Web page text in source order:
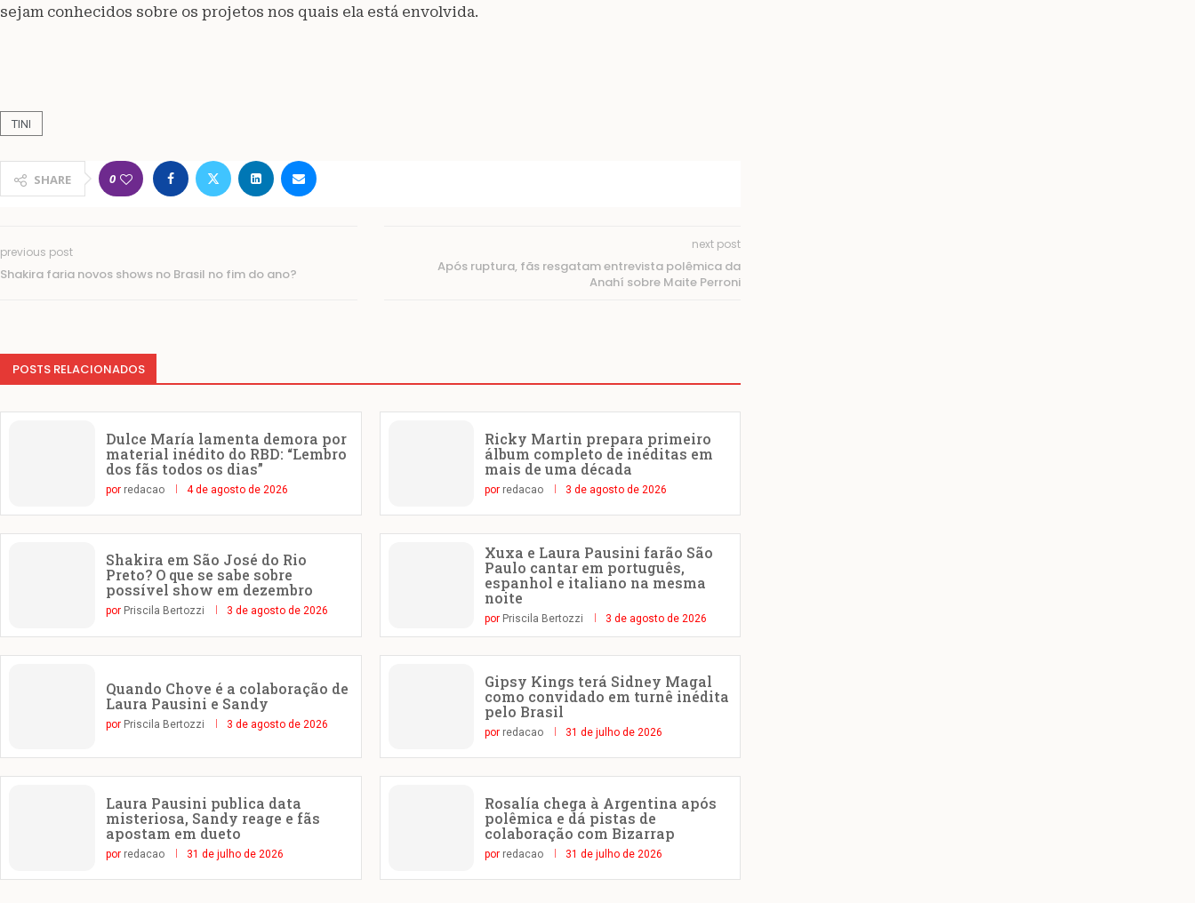
sejam conhecidos sobre os projetos nos quais ela está envolvida.
TINI
SHARE 0
previous post
Shakira faria novos shows no Brasil no fim do ano?
next post
Após ruptura, fãs resgatam entrevista polêmica da
Anahí sobre Maite Perroni
POSTS RELACIONADOS
Dulce María lamenta demora por
material inédito do RBD: “Lembro
dos fãs todos os dias”
por redacao 4 de agosto de 2026
Ricky Martin prepara primeiro
álbum completo de inéditas em
mais de uma década
por redacao 3 de agosto de 2026
Shakira em São José do Rio
Preto? O que se sabe sobre
possível show em dezembro
por Priscila Bertozzi 3 de agosto de 2026
Xuxa e Laura Pausini farão São
Paulo cantar em português,
espanhol e italiano na mesma
noite
por Priscila Bertozzi 3 de agosto de 2026
Quando Chove é a colaboração de
Laura Pausini e Sandy
por Priscila Bertozzi 3 de agosto de 2026
Gipsy Kings terá Sidney Magal
como convidado em turnê inédita
pelo Brasil
por redacao 31 de julho de 2026
Laura Pausini publica data
misteriosa, Sandy reage e fãs
apostam em dueto
por redacao 31 de julho de 2026
Rosalía chega à Argentina após
polêmica e dá pistas de
colaboração com Bizarrap
por redacao 31 de julho de 2026